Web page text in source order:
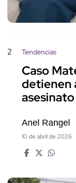
2 Tendencias
Caso
detienen
Anel Rangel
10 de abril de 2026